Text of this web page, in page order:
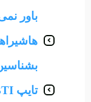
باور